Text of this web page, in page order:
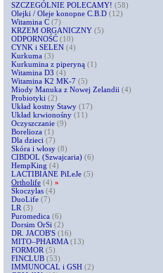
SZCZEGÓLNIE POLECAMY! (58)
Olejki / Oleje konopne C.B.D (12)
Witamina C (7)
KRZEM ORGANICZNY (5)
ODPORNOŚĆ (10)
CYNK i SELEN (4)
Kurkuma (3)
Kurkumina z piperyną (1)
Witamina D3 (4)
Witamina K2 MK-7 (5)
Miody Manuka z Nowej Zelandii (4)
Probiotyki (2)
Układ kostny Stawy (17)
Układ krwionośny (11)
Oczyszczanie (9)
Borelioza (1)
Dla dzieci (7)
Skóra i włosy (8)
CIBDOL (Szwajcaria) (6)
HempKing (4)
LACTIBIANE PiLeJe (5)
Ortholife (4) »
Skoczylas (4)
DuoLife (7)
LR (3)
Puromedica (6)
Dorsim OrSi (2)
DR. JACOB'S (16)
MITO–PHARMA (13)
FORMOR (5)
FINCLUB (53)
IMMUNOCAL i GSH (2)